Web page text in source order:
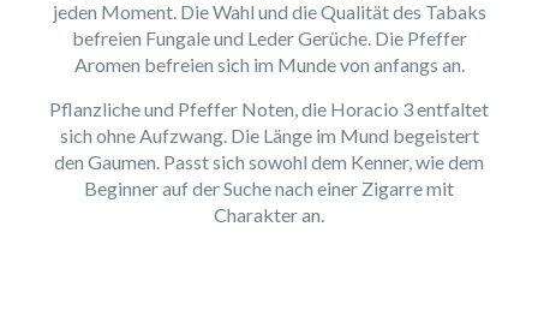
jeden Moment. Die Wahl und die Qualität des Tabaks
befreien Fungale und Leder Gerüche. Die Pfeffer
Aromen befreien sich im Munde von anfangs an.
Pflanzliche und Pfeffer Noten, die Horacio 3 entfaltet
sich ohne Aufzwang. Die Länge im Mund begeistert
den Gaumen. Passt sich sowohl dem Kenner, wie dem
Beginner auf der Suche nach einer Zigarre mit
Charakter an.